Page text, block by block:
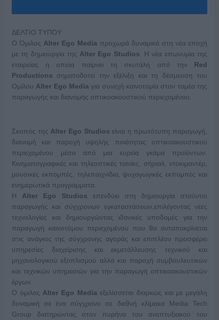
ΔΕΛΤΙΟ ΤΥΠΟΥ
Ο Όμιλος Alter Ego Media προχωρά δυναμικά στη νέα εποχή
με τη δημιουργία της Alter Ego Studios . Η νέα επωνυμία της
εταιρείας η οποία παίρνει τη σκυτάλη από την Red
Productions σηματοδοτεί την εξέλιξη και τη δέσμευση του
Ομίλου Alter Ego Media για συνεχή καινοτομία στον τομέα της
παραγωγής και διανομής οπτικοακουστικού περιεχομένου.
Σκοπός της Alter Ego Studios είναι η πρωτότυπη παραγωγή,
διανομή και παροχή υψηλής ποιότητας οπτικοακουστικού
περιεχομένου μέσα από μια ευρεία γκάμα προϊόντων.
Κινηματογραφικές και τηλεοπτικές ταινίες, σήριαλ, ντοκιμαντέρ,
μουσικές εκπομπές, τηλεπαιχνίδια, ψυχαγωγικές εκπομπές και
ενημερωτικά προγράμματα.
Η Alter Ego Studios επενδύει στη δημιουργία στούντιο
παραγωγής και σύγχρονων εγκαταστάσεων,επιλέγοντας νέες
τεχνολογίες και δημιουργώντας ιδανικές υποδομές για την
παραγωγή καινοτόμου περιεχομένου που θα ανταποκρίνεται
στις ανάγκες της σύγχρονης αγοράς και επιπλέον προσφέρει
υπηρεσίες διαχείρισης και εκμετάλλευσης τεχνικού και
μηχανολογικού εξοπλισμού αλλά και παροχή συμβουλευτικών
και τεχνικών υπηρεσιών για την παραγωγή οπτικοακουστικών
έργων.
Ο όμιλος Alter Ego Media εξελίσσεται διαρκώς και με μεγάλη
δυναμική σε ένα σύγχρονο σε διεθνή κλίμακα Media Tech
Group διατηρώντας στον πυρήνα του αναπτυξιακού του